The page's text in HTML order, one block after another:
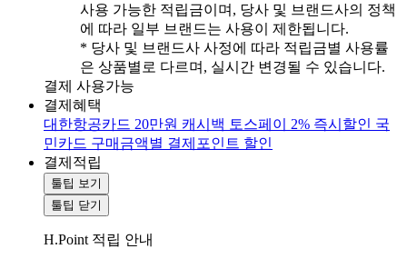
사용 가능한 적립금이며, 당사 및 브랜드사의 정책
에 따라 일부 브랜드는 사용이 제한됩니다.
* 당사 및 브랜드사 사정에 따라 적립금별 사용률
은 상품별로 다르며, 실시간 변경될 수 있습니다.
결제 사용가능
결제혜택
대한항공카드 20만원 캐시백 토스페이 2% 즉시할인 국
민카드 구매금액별 결제포인트 할인
결제적립
툴팁 보기
툴팁 닫기
H.Point 적립 안내